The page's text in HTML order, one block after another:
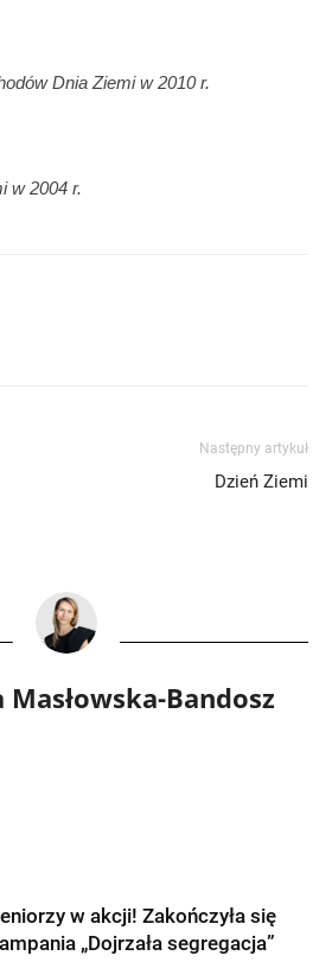
Dnia Ziemi w 2010 r.
w 2004 r.
Następny artykuł
Dzień Ziemi
Masłowska-Bandosz
w akcji! Zakończyła się
„Dojrzała segregacja”